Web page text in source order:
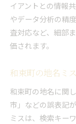
イアントとの情報
やデータ分析の精
査対応など、細部
価されます。
和束町の地名ミ
和束町の地名に関
市」などの誤表記
ミスは、検索キー